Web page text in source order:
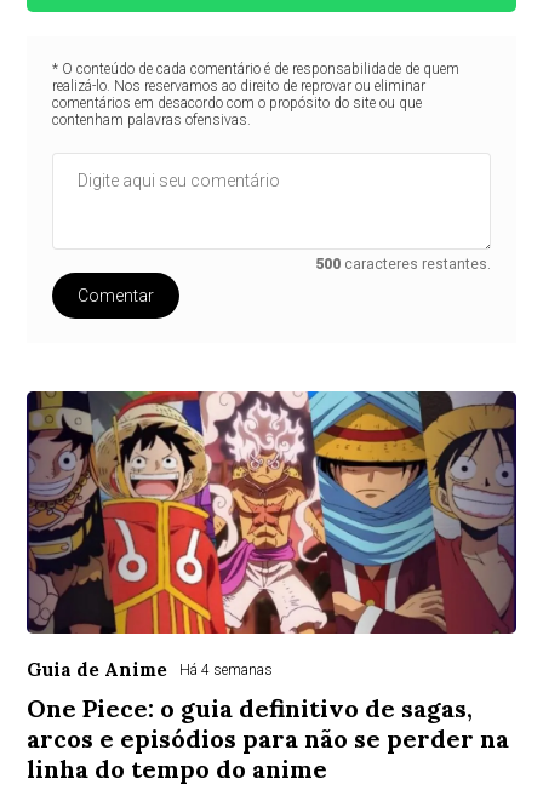
* O conteúdo de cada comentário é de responsabilidade de quem
realizá-lo. Nos reservamos ao direito de reprovar ou eliminar
comentários em desacordo com o propósito do site ou que
contenham palavras ofensivas.
500 caracteres restantes.
Comentar
Guia de Anime Há 4 semanas
One Piece: o guia definitivo de sagas,
arcos e episódios para não se perder na
linha do tempo do anime